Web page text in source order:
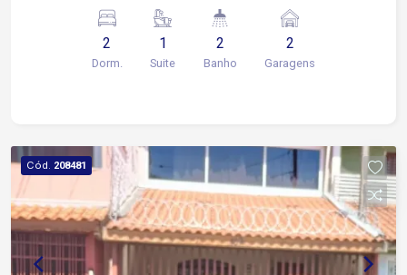
ideal podendo ser área gourmet, sala de jogos ou
até o terceiro quarto. 2 vagas de garagem
descobertas
2
Dorm.
1
Suite
2
Banho
2
Garagens
Cód. 208481